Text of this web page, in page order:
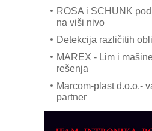
ROSA i SCHUNK
na viši nivo
Detekcija različitih
MAREX - Lim i
rešenja
Marcom-plast d.o.o.-
partner
obradu!